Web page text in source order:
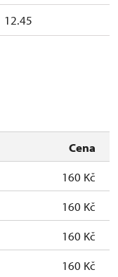
12.45
Cena
160 Kč
160 Kč
160 Kč
160 Kč